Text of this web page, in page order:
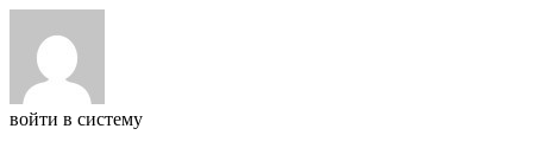
войти в систему